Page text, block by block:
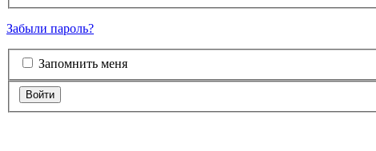
Забыли пароль?
Запомнить меня
Войти